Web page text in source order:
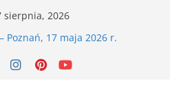
sierpnia, 2026
Wielkopolski w Karate
Poznań, 17 maja 2026 r.
Puchar Dzieci w Karate
nami